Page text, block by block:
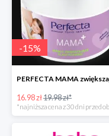
-15%
16.98 zł19.98 zł*